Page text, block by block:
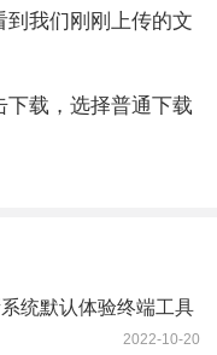
我们刚刚上传的文
载，选择普通下载
统默认体验终端工具
2022-10-20